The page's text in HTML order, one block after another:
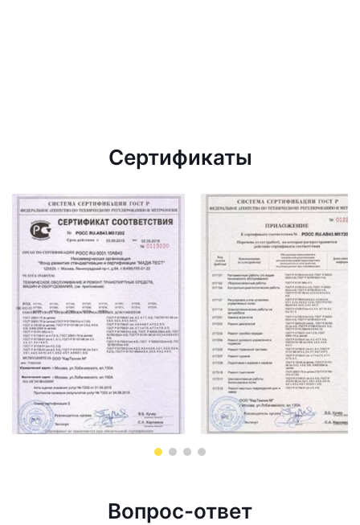
Сертификаты
Вопрос-ответ